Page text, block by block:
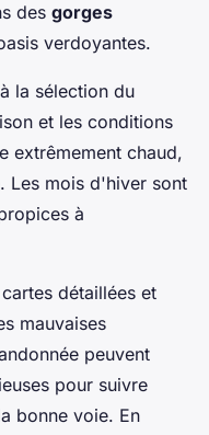
des gorges
verdoyantes.
la sélection du
et les conditions
extrêmement chaud,
Les mois d'hiver sont
à
détaillées et
mauvaises
peuvent
pour suivre
bonne voie. En